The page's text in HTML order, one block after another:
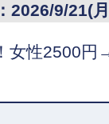
2026/9/21(
女性2500円